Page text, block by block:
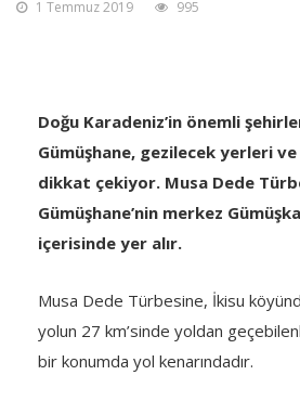
1 Temmuz 2019 995
Doğu Karadeniz’in önemli
Gümüşhane, gezilecek yerleri
dikkat çekiyor. Musa Dede
Gümüşhane’nin merkez
içerisinde yer alır.
Musa Dede Türbesine, İkisu
yolun 27 km’sinde yoldan
bir konumda yol kenarındadır.